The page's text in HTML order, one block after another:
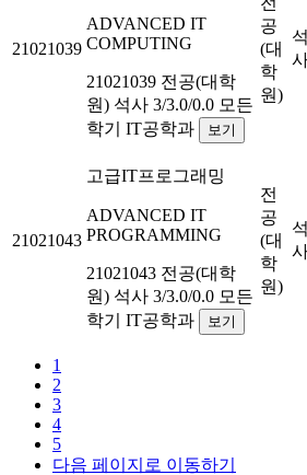
21021039
ADVANCED IT
COMPUTING
21021039 전공(대학
원) 석사 3/3.0/0.0 모든
학기
IT공학과 보기
공
(대
학
원)
석
21021043
고급IT프로그래밍
ADVANCED IT
PROGRAMMING
21021043 전공(대학
원) 석사 3/3.0/0.0 모든
학기
IT공학과 보기
전
공
(대
학
원)
석
1
2
3
4
5
다음 페이지로 이동하기